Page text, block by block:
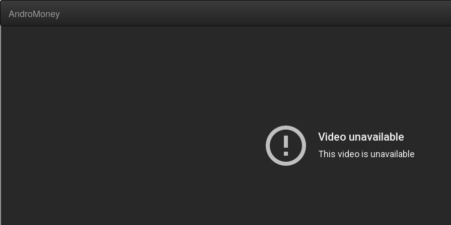
AndroMoney